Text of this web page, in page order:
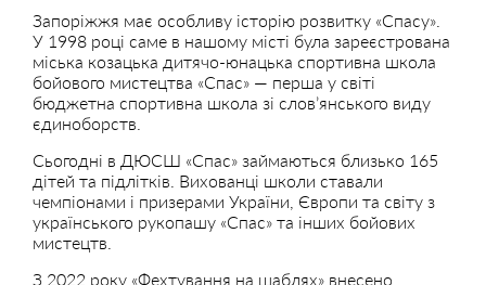
Запоріжжя має особливу історію розвитку «Спасу».
У 1998 році саме в нашому місті була зареєстрована
міська козацька дитячо-юнацька спортивна школа
бойового мистецтва «Спас» — перша у світі
бюджетна спортивна школа зі слов’янського виду
єдиноборств.
Сьогодні в ДЮСШ «Спас» займаються близько 165
дітей та підлітків. Вихованці школи ставали
чемпіонами і призерами України, Європи та світу з
українського рукопашу «Спас» та інших бойових
мистецтв.
З 2022 року «Фехтування на шаблях» внесено